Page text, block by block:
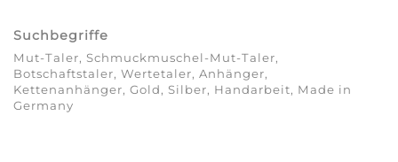
Suchbegriffe
Mut-Taler, Schmuckmuschel-Mut-Taler,
Botschaftstaler, Wertetaler, Anhänger,
Kettenanhänger, Gold, Silber, Handarbeit, Made in
Germany